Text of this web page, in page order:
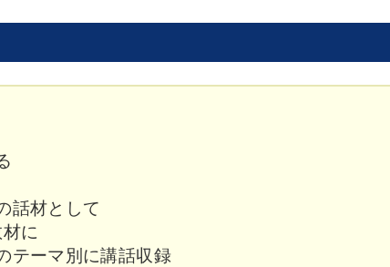
話材として
に
テーマ別に講話収録